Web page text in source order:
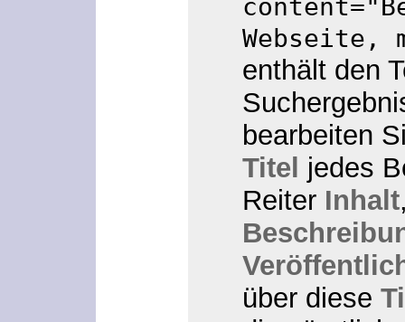
Webseite,
enthält den
bearbeiten
Titel jedes
Reiter Inhalt
über diese